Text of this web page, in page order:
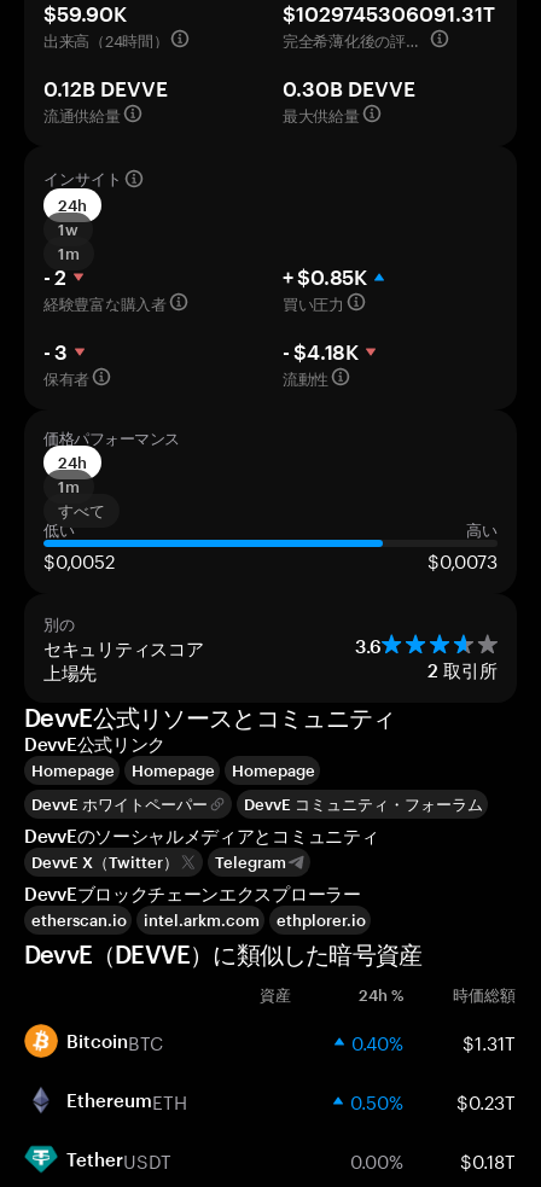
$59.90K
出来高（24時間）
$1029745306091.31T
完全希薄化後の評価額
0.12B DEVVE
流通供給量
0.30B DEVVE
最大供給量
インサイト
24h
1w
1m
- 2
経験豊富な購入者
+ $0.85K
買い圧力
- 3
保有者
- $4.18K
流動性
価格パフォーマンス
24h
1m
すべて
低い
高い
$0,0052 $0,0073
別の
セキュリティスコア 3.6
上場先 2 取引所
DevvE公式リソースとコミュニティ
DevvE公式リンク
Homepage Homepage
Homepage
DevvE ホワイトペーパー
DevvE コミュニティ・フォーラム
DevvEのソーシャルメディアとコミュニティ
DevvE X（Twitter） Telegram
DevvEブロックチェーンエクスプローラー
etherscan.io intel.arkm.com ethplorer.io
DevvE（DEVVE）に類似した暗号資産
資産 24h % 時価総額
BitcoinBTC 0.40% $1.31T
EthereumETH 0.50% $0.23T
TetherUSDT 0.00% $0.18T